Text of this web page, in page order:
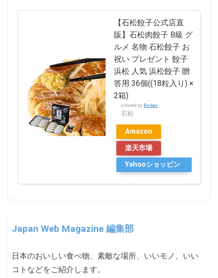
【石松餃子公式店直
販】石松肉餃子 B級 グ
ルメ 名物 石松餃子 お
祝い プレゼント 餃子
浜松 人気 浜松餃子 贈
答用 36個((18粒入り) ×
2箱)
created by Rinker
石松
Amazon
楽天市場
Yahooショッピン
Japan Web Magazine 編集部
日本のおいしい食べ物、素敵な場所、いいモノ、いい
コトなどをご紹介します。